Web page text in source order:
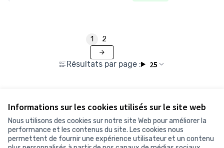
Informations sur les cookies utilisés sur le site web
Nous utilisons des cookies sur notre site Web pour améliorer la
performance et les contenus du site. Les cookies nous
permettent de fournir une expérience utilisateur et un contenu
Résultats par page : 25
1 2
Voir toutes les propositions retirées
Conditions d'utilisation